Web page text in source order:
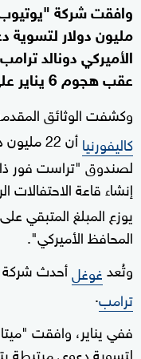
مليون دولار لتسوية
عقب هجوم 6 يناير على مبنى الكابيتول.
وكشفت الوثائق
كاليفورنيا
أن 22
لصندوق "تراست فور
إنشاء قاعة الاحتفالات
يوزع المبلغ المتبقي
المحافظ الأميركي".
وتُعدغوغلأحدث شركة
ترامب.
لتسوية دعوى مرتبطة